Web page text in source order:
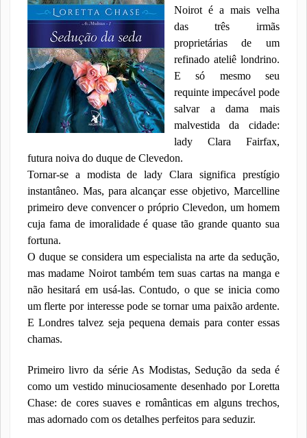
Noirot é a mais velha
das três irmãs
proprietárias de um
refinado ateliê londrino.
E só mesmo seu
requinte impecável pode
salvar a dama mais
malvestida da cidade:
lady Clara Fairfax,
futura noiva do duque de Clevedon.
Tornar-se a modista de lady Clara significa prestígio
instantâneo. Mas, para alcançar esse objetivo, Marcelline
primeiro deve convencer o próprio Clevedon, um homem
cuja fama de imoralidade é quase tão grande quanto sua
fortuna.
O duque se considera um especialista na arte da sedução,
mas madame Noirot também tem suas cartas na manga e
não hesitará em usá-las. Contudo, o que se inicia como
um flerte por interesse pode se tornar uma paixão ardente.
E Londres talvez seja pequena demais para conter essas
chamas.
Primeiro livro da série As Modistas, Sedução da seda é
como um vestido minuciosamente desenhado por Loretta
Chase: de cores suaves e românticas em alguns trechos,
mas adornado com os detalhes perfeitos para seduzir.